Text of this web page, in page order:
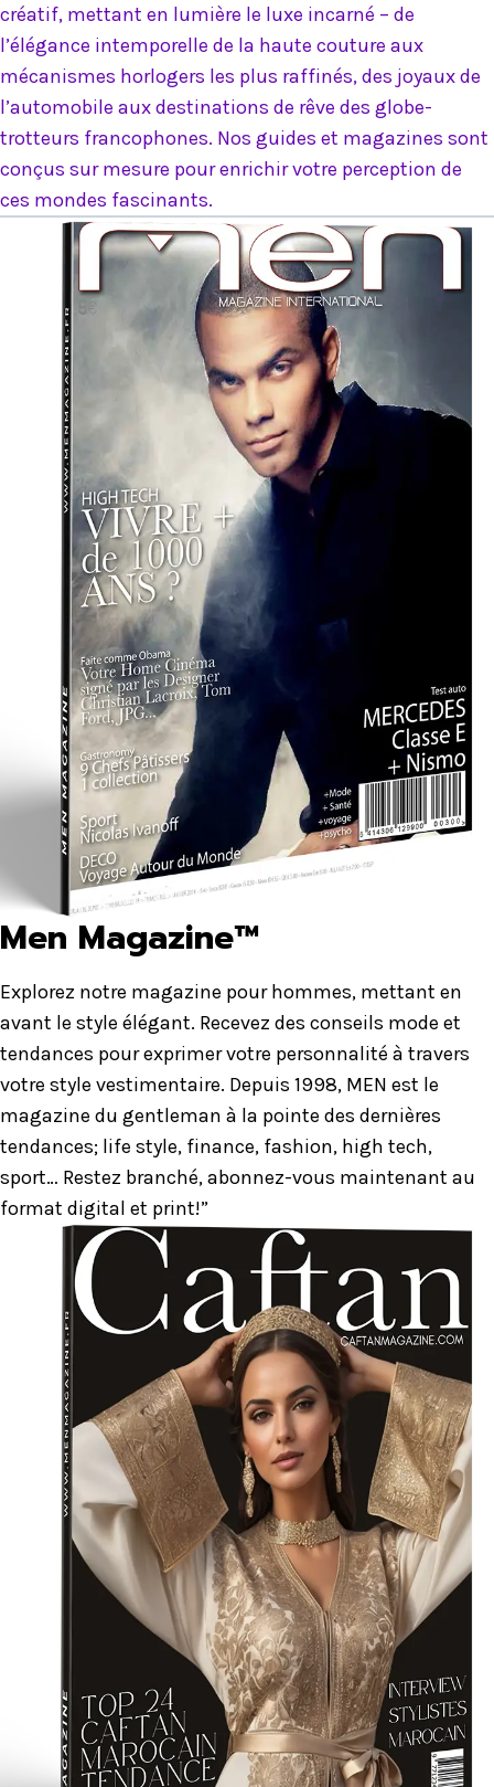
créatif, mettant en lumière le luxe incarné – de
l’élégance intemporelle de la haute couture aux
mécanismes horlogers les plus raffinés, des joyaux de
l’automobile aux destinations de rêve des globe-
trotteurs francophones. Nos guides et magazines sont
conçus sur mesure pour enrichir votre perception de
ces mondes fascinants.
Men Magazine™
Explorez notre magazine pour hommes, mettant en
avant le style élégant. Recevez des conseils mode et
tendances pour exprimer votre personnalité à travers
votre style vestimentaire. Depuis 1998, MEN est le
magazine du gentleman à la pointe des dernières
tendances; life style, finance, fashion, high tech,
sport… Restez branché, abonnez-vous maintenant au
format digital et print!”